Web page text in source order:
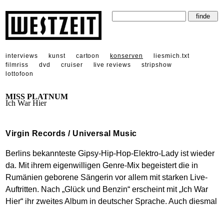
interviews kunst cartoon konserven
liesmich.txt
filmriss
dvd cruiser live reviews
stripshow
lottofoon
MISS PLATNUM
Ich War Hier
Virgin Records / Universal Music
Berlins bekannteste Gipsy-Hip-Hop-Elektro-Lady ist wieder
da. Mit ihrem eigenwilligen Genre-Mix begeistert die in
Rumänien geborene Sängerin vor allem mit starken Live-
Auftritten. Nach „Glück und Benzin“ erscheint mit „Ich War
Hier“ ihr zweites Album in deutscher Sprache. Auch diesmal